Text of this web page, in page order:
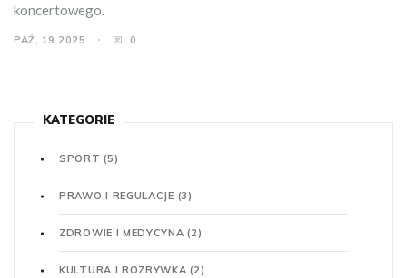
koncertowego.
PAŹ, 19 2025 0
KATEGORIE
SPORT(5)
PRAWO I REGULACJE (3)
ZDROWIE I MEDYCYNA(2)
KULTURA I ROZRYWKA(2)